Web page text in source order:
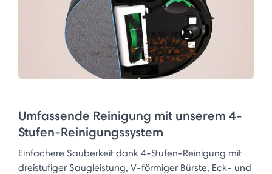
Umfassende Reinigung mit unserem 4-
Stufen-Reinigungssystem
Einfachere Sauberkeit dank 4-Stufen-Reinigung mit
dreistufiger Saugleistung, V-förmiger Bürste, Eck- und